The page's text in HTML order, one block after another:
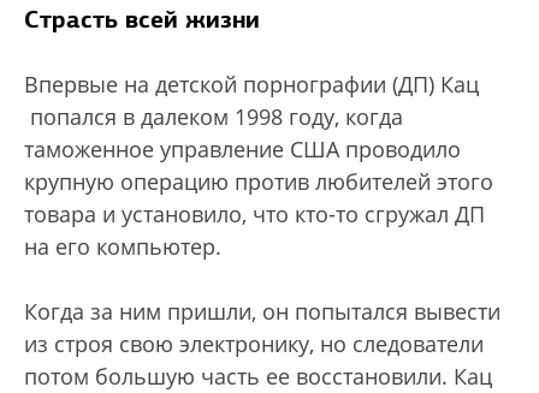
Страсть всей жизни
Впервые на детской порнографии (ДП) Кац
попался в далеком 1998 году, когда
таможенное управление США проводило
крупную операцию против любителей этого
товара и установило, что кто-то сгружал ДП
на его компьютер.
Когда за ним пришли, он попытался вывести
из строя свою электронику, но следователи
потом большую часть ее восстановили. Кац